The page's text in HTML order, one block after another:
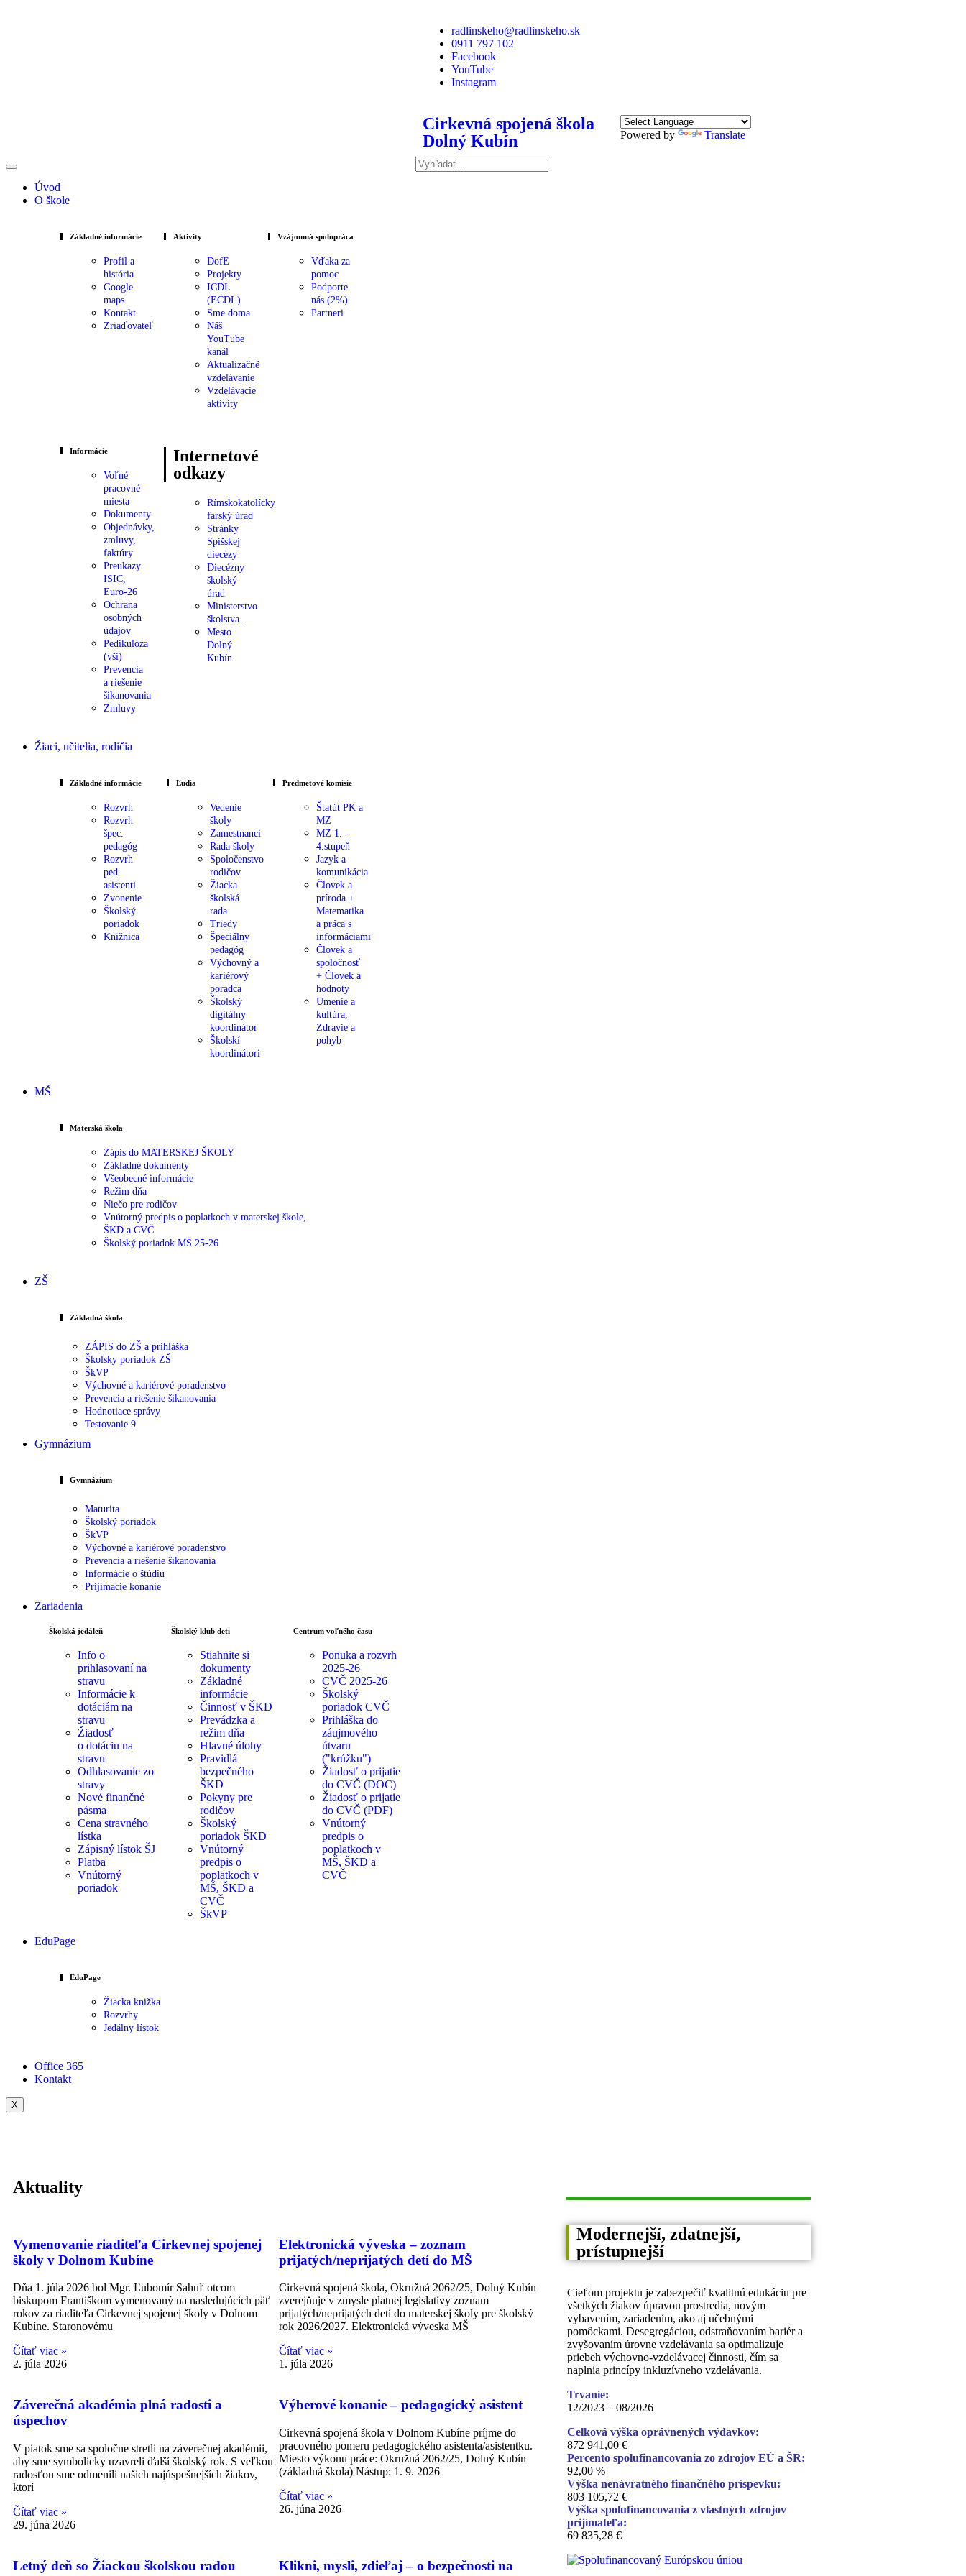
radlinskeho@radlinskeho.sk
0911 797 102
Facebook
YouTube
Instagram
Cirkevná spojená škola
Dolný Kubín
Powered by Translate
Úvod
O škole
Základné informácie
Profil a
história
Google
maps
Kontakt
Zriaďovateľ
Aktivity
DofE
Projekty
ICDL
(ECDL)
Sme doma
Náš
YouTube
kanál
Aktualizačné
vzdelávanie
Vzdelávacie
aktivity
Vzájomná spolupráca
Vďaka za
pomoc
Podporte
nás (2%)
Partneri
Informácie
Voľné
pracovné
miesta
Dokumenty
Objednávky,
zmluvy,
faktúry
Preukazy
ISIC,
Euro-26
Ochrana
osobných
údajov
Pedikulóza
(vši)
Prevencia
a riešenie
šikanovania
Zmluvy
Internetové
odkazy
Rímskokatolícky
farský úrad
Stránky
Spišskej
diecézy
Diecézny
školský
úrad
Ministerstvo
školstva...
Mesto
Dolný
Kubín
Žiaci, učitelia, rodičia
Základné informácie
Rozvrh
Rozvrh
špec.
pedagóg
Rozvrh
ped.
asistenti
Zvonenie
Školský
poriadok
Knižnica
Ľudia
Vedenie
školy
Zamestnanci
Rada školy
Spoločenstvo
rodičov
Žiacka
školská
rada
Triedy
Špeciálny
pedagóg
Výchovný a
kariérový
poradca
Školský
digitálny
koordinátor
Školskí
koordinátori
Predmetové komisie
Štatút PK a
MZ
MZ 1. -
4.stupeň
Jazyk a
komunikácia
Človek a
príroda +
Matematika
a práca s
informáciami
Človek a
spoločnosť
+ Človek a
hodnoty
Umenie a
kultúra,
Zdravie a
pohyb
MŠ
Materská škola
Zápis do MATERSKEJ ŠKOLY
Základné dokumenty
Všeobecné informácie
Režim dňa
Niečo pre rodičov
Vnútorný predpis o poplatkoch v materskej škole,
ŠKD a CVČ
Školský poriadok MŠ 25-26
ZŠ
Základná škola
ZÁPIS do ZŠ a prihláška
Školsky poriadok ZŠ
ŠkVP
Výchovné a kariérové poradenstvo
Prevencia a riešenie šikanovania
Hodnotiace správy
Testovanie 9
Gymnázium
Gymnázium
Maturita
Školský poriadok
ŠkVP
Výchovné a kariérové poradenstvo
Prevencia a riešenie šikanovania
Informácie o štúdiu
Prijímacie konanie
Zariadenia
Školská jedáleň
Info o
prihlasovaní na
stravu
Informácie k
dotáciám na
stravu
Žiadosť
o dotáciu na
stravu
Odhlasovanie zo
stravy
Nové finančné
pásma
Cena stravného
lístka
Zápisný lístok ŠJ
Platba
Vnútorný
poriadok
Školský klub deti
Stiahnite si
dokumenty
Základné
informácie
Činnosť v ŠKD
Prevádzka a
režim dňa
Hlavné úlohy
Pravidlá
bezpečného
ŠKD
Pokyny pre
rodičov
Školský
poriadok ŠKD
Vnútorný
predpis o
poplatkoch v
MŠ, ŠKD a
CVČ
ŠkVP
Centrum voľného času
Ponuka a rozvrh
2025-26
CVČ 2025-26
Školský
poriadok CVČ
Prihláška do
záujmového
útvaru
("krúžku")
Žiadosť o prijatie
do CVČ (DOC)
Žiadosť o prijatie
do CVČ (PDF)
Vnútorný
predpis o
poplatkoch v
MŠ, ŠKD a
CVČ
EduPage
EduPage
Žiacka knižka
Rozvrhy
Jedálny lístok
Office 365
Kontakt
X
Aktuality
Vymenovanie riaditeľa Cirkevnej spojenej
školy v Dolnom Kubíne
Dňa 1. júla 2026 bol Mgr. Ľubomír Sahuľ otcom
biskupom Františkom vymenovaný na nasledujúcich päť
rokov za riaditeľa Cirkevnej spojenej školy v Dolnom
Kubíne. Staronovému
Čítať viac »
2. júla 2026
Elektronická výveska – zoznam
prijatých/neprijatých detí do MŠ
Cirkevná spojená škola, Okružná 2062/25, Dolný Kubín
zverejňuje v zmysle platnej legislatívy zoznam
prijatých/neprijatých detí do materskej školy pre školský
rok 2026/2027. Elektronická výveska MŠ
Čítať viac »
1. júla 2026
Záverečná akadémia plná radosti a
úspechov
V piatok sme sa spoločne stretli na záverečnej akadémii,
aby sme symbolicky uzavreli ďalší školský rok. S veľkou
radosťou sme odmenili našich najúspešnejších žiakov,
ktorí
Čítať viac »
29. júna 2026
Výberové konanie – pedagogický asistent
Cirkevná spojená škola v Dolnom Kubíne príjme do
pracovného pomeru pedagogického asistenta/asistentku.
Miesto výkonu práce: Okružná 2062/25, Dolný Kubín
(základná škola) Nástup: 1. 9. 2026
Čítať viac »
26. júna 2026
Letný deň so Žiackou školskou radou
Klikni, mysli, zdieľaj – o bezpečnosti na
Modernejší, zdatnejší,
prístupnejší
Cieľom projektu je zabezpečiť kvalitnú edukáciu pre
všetkých žiakov úpravou prostredia, novým
vybavením, zariadením, ako aj učebnými
pomôckami. Desegregáciou, odstraňovaním bariér a
zvyšovaním úrovne vzdelávania sa optimalizuje
priebeh výchovno-vzdelávacej činnosti, čím sa
naplnia princípy inkluzívneho vzdelávania.
Trvanie:
12/2023 – 08/2026
Celková výška oprávnených výdavkov:
872 941,00 €
Percento spolufinancovania zo zdrojov EÚ a ŠR:
92,00 %
Výška nenávratného finančného príspevku:
803 105,72 €
Výška spolufinancovania z vlastných zdrojov
prijímateľa:
69 835,28 €